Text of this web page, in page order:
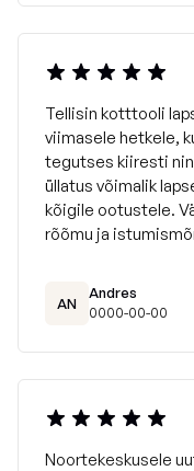
Tellisin kotttooli
viimasele hetkele,
tegutses kiiresti
üllatus võimalik
kõigile ootustele.
rõõmu ja
AN
Andres
0000-00-00
Noortekeskusele